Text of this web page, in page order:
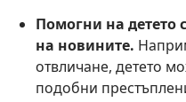
Помогни на детето
на новините.
отвличане, детето
подобни